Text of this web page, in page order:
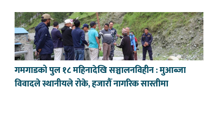
गमगाडको पुल १८ महिनादेखि सञ्चालनविहीन : मुआब्जा
विवादले स्थानीयले रोके, हजारौँ नागरिक सास्तीमा